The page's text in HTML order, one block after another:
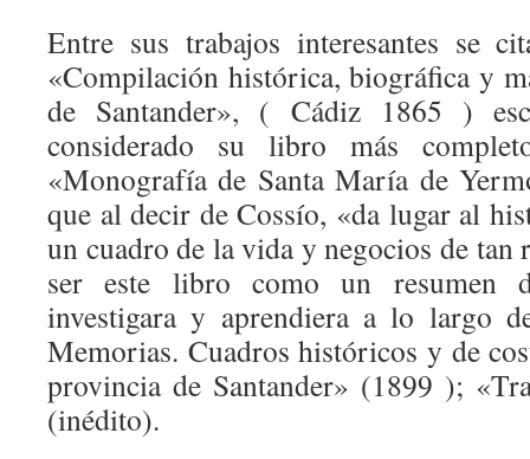
Entre sus trabajos interesantes se
«Compilación histórica, biográfica y
de Santander», ( Cádiz 1865 )
considerado su libro más
«Monografía de Santa María de
que al decir de Cossío, «da lugar al
un cuadro de la vida y negocios de tan
ser este libro como un resumen
investigara y aprendiera a lo largo
Memorias. Cuadros históricos y de
provincia de Santander» (1899 );
(inédito).